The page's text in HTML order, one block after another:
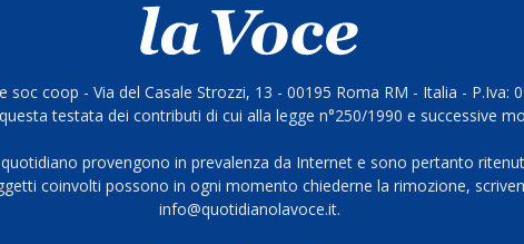
soc coop - Via del Casale Strozzi, 13 - 00195 Roma RM - Italia - P.Iva:
testata dei contributi di cui alla legge n°250/1990 e successive
provengono in prevalenza da Internet e sono pertanto
coinvolti possono in ogni momento chiederne la rimozione,
info@quotidianolavoce.it.